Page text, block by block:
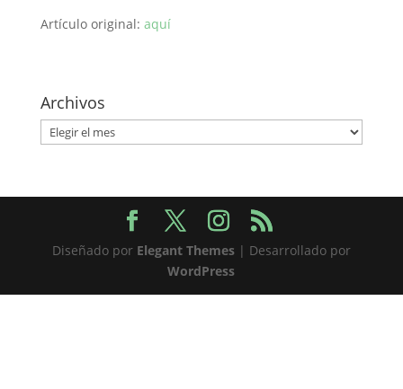
Artículo original: aquí
Archivos
Archivos
Diseñado por Elegant Themes| Desarrollado por
WordPress